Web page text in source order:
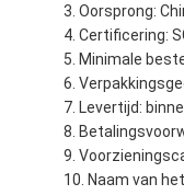
Oorsprong:
Certificering:
Minimale
Levertijd:
Naam van